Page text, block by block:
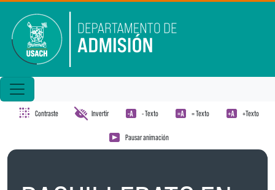
Contraste Invertir - Texto = Texto +Texto
Pausar animación